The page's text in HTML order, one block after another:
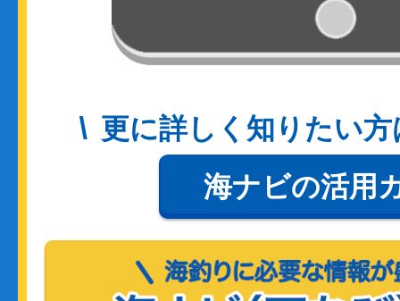
更に詳しく知りたい
海ナビの活用